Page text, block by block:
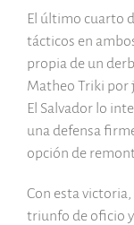
El último cuarto
tácticos en
propia de un
Matheo Triki por
El Salvador lo
una defensa
opción de
Con esta
triunfo de oficio